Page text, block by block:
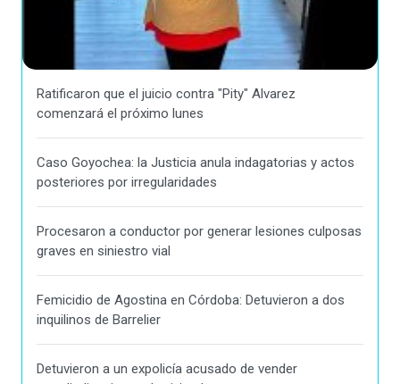
Ratificaron que el juicio contra "Pity" Alvarez
comenzará el próximo lunes
Caso Goyochea: la Justicia anula indagatorias y actos
posteriores por irregularidades
Procesaron a conductor por generar lesiones culposas
graves en siniestro vial
Femicidio de Agostina en Córdoba: Detuvieron a dos
inquilinos de Barrelier
Detuvieron a un expolicía acusado de vender